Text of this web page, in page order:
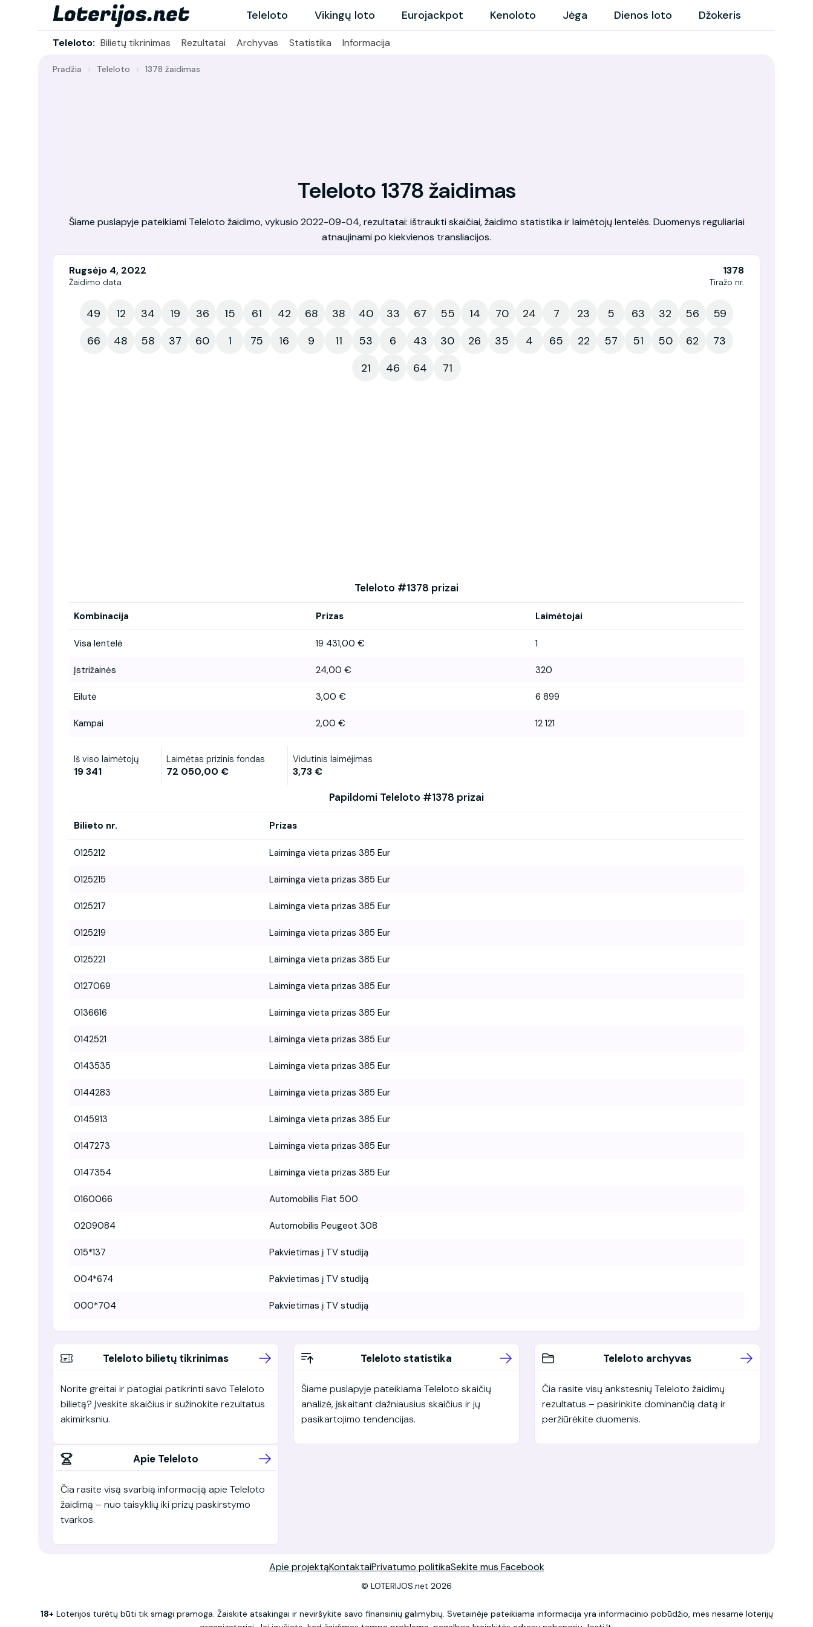
Teleloto Vikingų loto Eurojackpot Kenoloto Jėga Dienos loto Džokeris
Teleloto: Bilietų tikrinimas Rezultatai Archyvas Statistika Informacija
Pradžia Teleloto 1378 žaidimas
Teleloto 1378 žaidimas
Šiame puslapyje pateikiami Teleloto žaidimo, vykusio 2022-09-04, rezultatai: ištraukti skaičiai, žaidimo statistika ir laimėtojų lentelės. Duomenys reguliariai
atnaujinami po kiekvienos transliacijos.
Rugsėjo 4, 2022
Žaidimo data
1378
Tiražo nr.
49 12 34 19 36 15 61 42 68 38 40 33 67 55 14 70 24 7 23 5 63 32 56
59
66
48 58 37 60 1 75 16 9 11 53 6 43 30 26 35 4 65 22 57 51 50 62
73
21
46 64 71
Teleloto #1378 prizai
Kombinacija Prizas Laimėtojai
Visa lentelė 19 431,00 € 1
Įstrižainės 24,00 € 320
Eilutė 3,00 € 6 899
Kampai 2,00 € 12 121
Iš viso laimėtojų
19 341
Laimėtas prizinis fondas
72 050,00 €
Vidutinis laimėjimas
3,73 €
Papildomi Teleloto #1378 prizai
Bilieto nr. Prizas
0125212 Laiminga vieta prizas 385 Eur
0125215 Laiminga vieta prizas 385 Eur
0125217 Laiminga vieta prizas 385 Eur
0125219 Laiminga vieta prizas 385 Eur
0125221 Laiminga vieta prizas 385 Eur
0127069 Laiminga vieta prizas 385 Eur
0136616 Laiminga vieta prizas 385 Eur
0142521 Laiminga vieta prizas 385 Eur
0143535 Laiminga vieta prizas 385 Eur
0144283 Laiminga vieta prizas 385 Eur
0145913 Laiminga vieta prizas 385 Eur
0147273 Laiminga vieta prizas 385 Eur
0147354 Laiminga vieta prizas 385 Eur
0160066 Automobilis Fiat 500
0209084 Automobilis Peugeot 308
015*137 Pakvietimas į TV studiją
004*674 Pakvietimas į TV studiją
000*704 Pakvietimas į TV studiją
Teleloto bilietų tikrinimas
Norite greitai ir patogiai patikrinti savo Teleloto
bilietą? Įveskite skaičius ir sužinokite rezultatus
akimirksniu.
Teleloto statistika
Šiame puslapyje pateikiama Teleloto skaičių
analizė, įskaitant dažniausius skaičius ir jų
pasikartojimo tendencijas.
Teleloto archyvas
Čia rasite visų ankstesnių Teleloto žaidimų
rezultatus – pasirinkite dominančią datą ir
peržiūrėkite duomenis.
Apie Teleloto
Čia rasite visą svarbią informaciją apie Teleloto
žaidimą – nuo taisyklių iki prizų paskirstymo
tvarkos.
Apie projektąKontaktaiPrivatumo politikaSekite mus Facebook
© LOTERIJOS.net 2026
18+ Loterijos turėtų būti tik smagi pramoga. Žaiskite atsakingai ir neviršykite savo finansinių galimybių. Svetainėje pateikiama informacija yra informacinio pobūdžio, mes nesame loterijų